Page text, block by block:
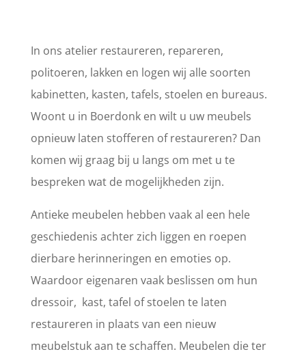
In ons atelier restaureren, repareren,
politoeren, lakken en logen wij alle soorten
kabinetten, kasten, tafels, stoelen en bureaus.
Woont u in Boerdonk en wilt u uw meubels
opnieuw laten stofferen of restaureren? Dan
komen wij graag bij u langs om met u te
bespreken wat de mogelijkheden zijn.
Antieke meubelen hebben vaak al een hele
geschiedenis achter zich liggen en roepen
dierbare herinneringen en emoties op.
Waardoor eigenaren vaak beslissen om hun
dressoir, kast, tafel of stoelen te laten
restaureren in plaats van een nieuw
meubelstuk aan te schaffen. Meubelen die ter